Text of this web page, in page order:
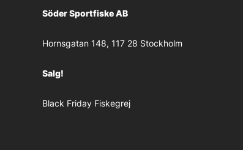
Söder Sportfiske AB
Hornsgatan 148, 117 28 Stockholm
Salg!
Black Friday Fiskegrej